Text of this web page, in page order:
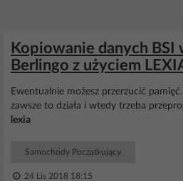
Kopiowanie danych BSI
Berlingo z użyciem
Ewentualnie możesz przerzucić
zawsze to działa i wtedy trzeba
lexia
Samochody Początkujący
24 Lis 2018 18:15